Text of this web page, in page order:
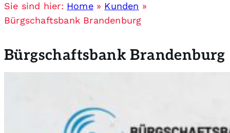
Sie sind hier: Home» Kunden »
Bürgschaftsbank Brandenburg
Bürgschaftsbank Brandenburg